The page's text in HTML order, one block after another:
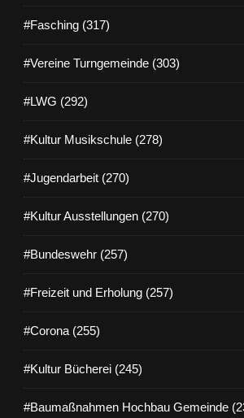
#Fasching (317)
#Vereine Turngemeinde (303)
#LWG (292)
#Kultur Musikschule (278)
#Jugendarbeit (270)
#Kultur Ausstellungen (270)
#Bundeswehr (257)
#Freizeit und Erholung (257)
#Corona (255)
#Kultur Bücherei (245)
#Baumaßnahmen Hochbau Gemeinde